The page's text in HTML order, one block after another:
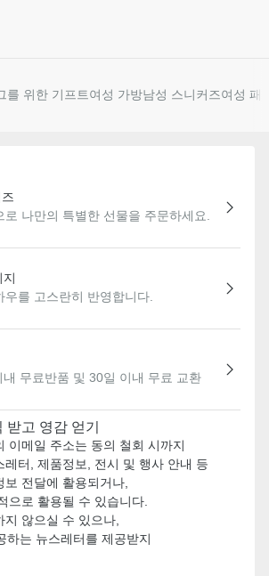
를 위한 기프트여성 가방남성 스니커즈여성 패
로 나만의 특별한 선물을 주문하세요.
우를 고스란히 반영합니다.
무료반품 및 30일 이내 무료 교환
받고 영감 얻기
이메일 주소는 동의 철회 시까지
레터, 제품정보, 전시 및 행사 안내 등
보 전달에 활용되거나,
으로 활용될 수 있습니다.
지 않으실 수 있으나,
하는 뉴스레터를 제공받지